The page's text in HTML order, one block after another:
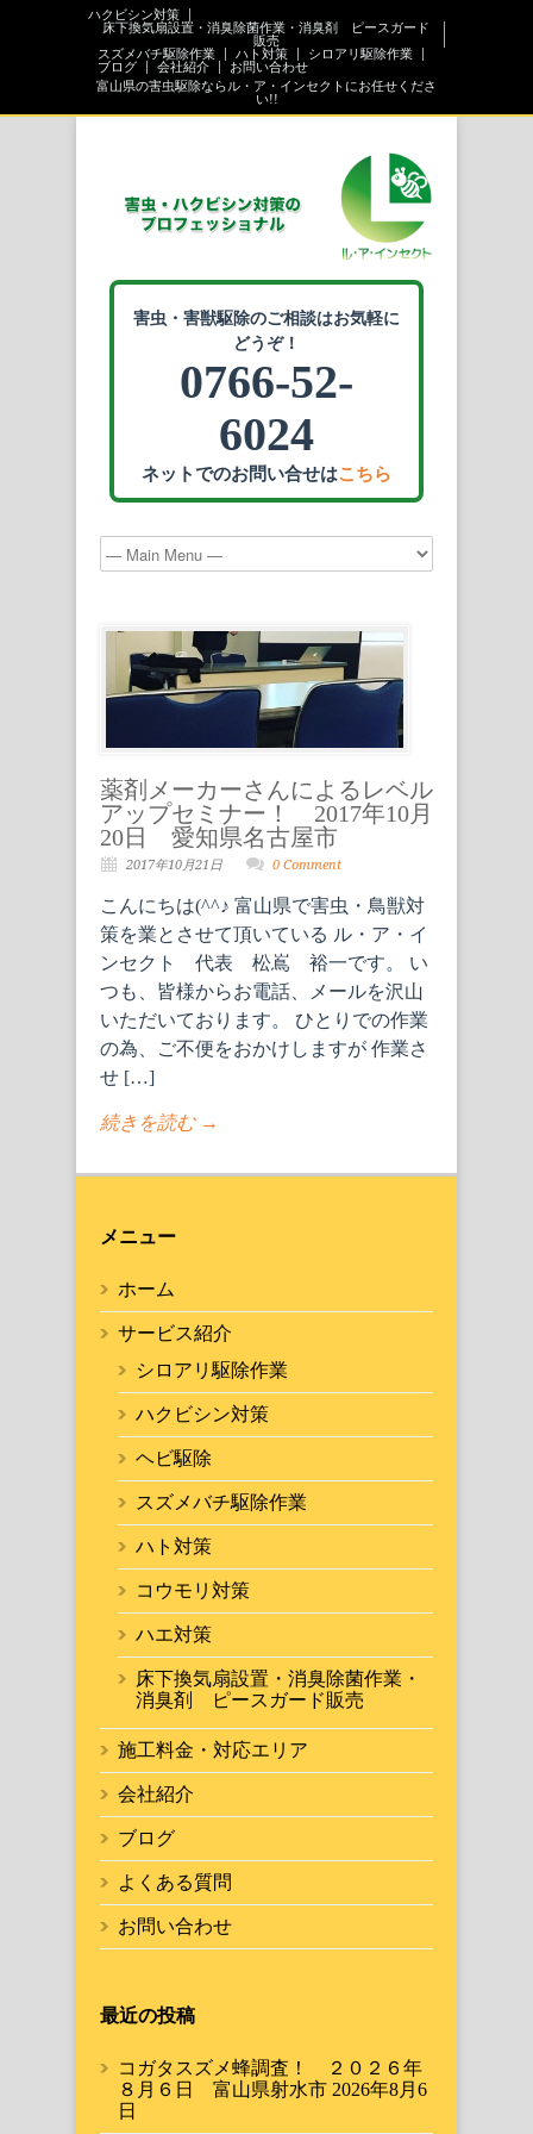
ハクビシン対策
床下換気扇設置・消臭除菌作業・消臭剤 ピースガード
販売
スズメバチ駆除作業
ハト対策
シロアリ駆除作業
ブログ
会社紹介
お問い合わせ
富山県の害虫駆除ならル・ア・インセクトにお任せくださ
い!!
害虫・害獣駆除のご相談はお気軽に
どうぞ！
0766-52-
6024
ネットでのお問い合せはこちら
薬剤メーカーさんによるレベル
アップセミナー！ 2017年10月
20日 愛知県名古屋市
2017年10月21日 0 Comment
こんにちは(^^♪ 富山県で害虫・鳥獣対
策を業とさせて頂いている ル・ア・イ
ンセクト 代表 松嶌 裕一です。 い
つも、皆様からお電話、メールを沢山
いただいております。 ひとりでの作業
の為、ご不便をおかけしますが 作業さ
せ […]
続きを読む →
メニュー
ホーム
サービス紹介
シロアリ駆除作業
ハクビシン対策
ヘビ駆除
スズメバチ駆除作業
ハト対策
コウモリ対策
ハエ対策
床下換気扇設置・消臭除菌作業・
消臭剤 ピースガード販売
施工料金・対応エリア
会社紹介
ブログ
よくある質問
お問い合わせ
最近の投稿
コガタスズメ蜂調査！ ２０２６年
８月６日 富山県射水市 2026年8月6
日